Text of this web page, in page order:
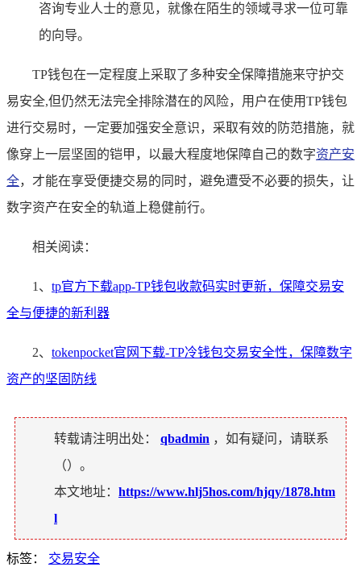
咨询专业人士的意见，就像在陌生的领域寻求一位可靠
的向导。
TP钱包在一定程度上采取了多种安全保障措施来守护交
易安全,但仍然无法完全排除潜在的风险，用户在使用TP钱包
进行交易时，一定要加强安全意识，采取有效的防范措施，就
像穿上一层坚固的铠甲，以最大程度地保障自己的数字资产安
全，才能在享受便捷交易的同时，避免遭受不必要的损失，让
数字资产在安全的轨道上稳健前行。
相关阅读：
1、 tp官方下载app-TP钱包收款码实时更新，保障交易安
全与便捷的新利器
2、 tokenpocket官网下载-TP冷钱包交易安全性，保障数字
资产的坚固防线
转载请注明出处： qbadmin ，如有疑问，请联系
（）。
本文地址： https://www.hlj5hos.com/hjqy/1878.htm
l
标签： 交易安全